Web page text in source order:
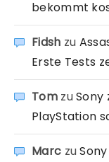
bekommt
Fidsh zu
Erste Tests
TomzuSony
PlayStation
Marc zu